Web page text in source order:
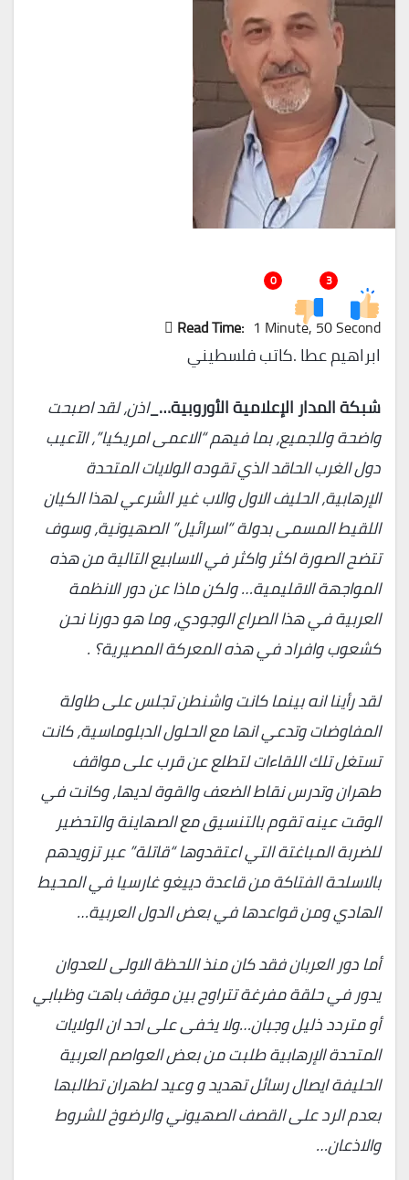
3
0
Read Time: 1 Minute, 50 Second
ابراهيم عطا .كاتب فلسطيني
شبكة المدار الإعلامية الأوروبية…_اذن، لقد اصبحت
واضحة وللجميع، بما فيهم “الاعمى امريكيا”، الآعيب
دول الغرب الحاقد الذي تقوده الولايات المتحدة
الإرهابية، الحليف الاول والاب غير الشرعي لهذا الكيان
اللقيط المسمى بدولة “اسرائيل” الصهيونية، وسوف
تتضح الصورة اكثر واكثر في الاسابيع التالية من هذه
المواجهة الاقليمية… ولكن ماذا عن دور الانظمة
العربية في هذا الصراع الوجودي، وما هو دورنا نحن
كشعوب وافراد في هذه المعركة المصيرية؟ .
لقد رأينا انه بينما كانت واشنطن تجلس على طاولة
المفاوضات وتدعي انها مع الحلول الدبلوماسية، كانت
تستغل تلك اللقاءات لتطلع عن قرب على مواقف
طهران وتدرس نقاط الضعف والقوة لديها، وكانت في
الوقت عينه تقوم بالتنسيق مع الصهاينة والتحضير
للضربة المباغتة التي اعتقدوها “قاتلة” عبر تزويدهم
بالاسلحة الفتاكة من قاعدة دييغو غارسيا في المحيط
الهادي ومن قواعدها في بعض الدول العربية…
أما دور العربان فقد كان منذ اللحظة الاولى للعدوان
يدور في حلقة مفرغة تتراوح بين موقف باهت وظبابي
أو متردد ذليل وجبان…ولا يخفى على احد ان الولايات
المتحدة الإرهابية طلبت من بعض العواصم العربية
الحليفة ايصال رسائل تهديد و وعيد لطهران تطالبها
بعدم الرد على القصف الصهيوني والرضوخ للشروط
والاذعان…